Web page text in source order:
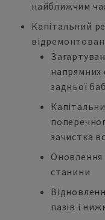
найближчим
Капітальний
напрямних
задньої
зачистка
Оновлення
станини
пазів і